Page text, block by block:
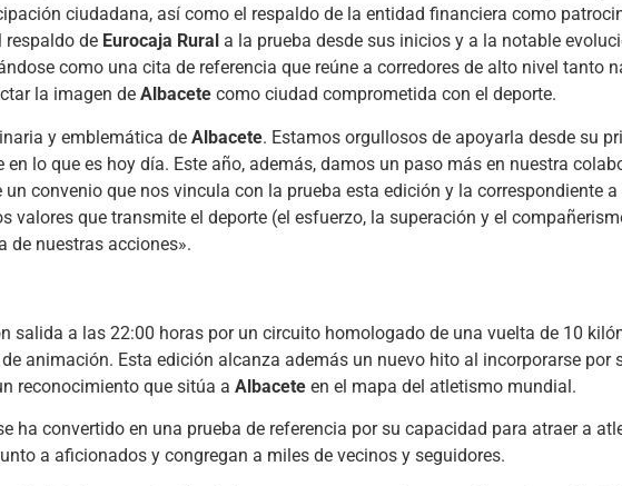
ciudadana, así como el respaldo de la entidad financiera como
respaldo de Eurocaja Rural a la prueba desde sus inicios y a la notable
como una cita de referencia que reúne a corredores de alto nivel tanto
la imagen de Albacete como ciudad comprometida con el deporte.
y emblemática de Albacete. Estamos orgullosos de apoyarla desde su
lo que es hoy día. Este año, además, damos un paso más en nuestra
un convenio que nos vincula con la prueba esta edición y la correspondiente a
valores que transmite el deporte (el esfuerzo, la superación y el
de nuestras acciones».
salida a las 22:00 horas por un circuito homologado de una vuelta de 10
animación. Esta edición alcanza además un nuevo hito al incorporarse por
reconocimiento que sitúa a Albacete en el mapa del atletismo mundial.
ha convertido en una prueba de referencia por su capacidad para atraer a
a aficionados y congregan a miles de vecinos y seguidores.